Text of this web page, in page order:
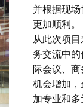
并根据现
更加顺利。
从此次项
务交流中的
际会议、
机会增加
加专业和多